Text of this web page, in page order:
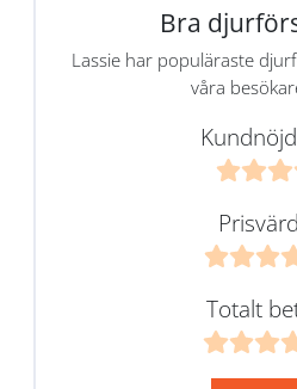
Bra
Lassie har populäraste
våra
Totalt